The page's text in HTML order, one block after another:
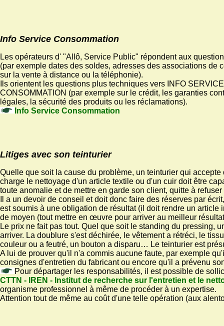
Info Service Consommation
Les opérateurs d' "Allô, Service Public" répondent aux
(par exemple dates des soldes, adresses des associations de
sur la vente à distance ou la téléphonie).
Ils orientent les questions plus techniques vers INFO SERVICE
CONSOMMATION (par exemple sur le crédit, les garanties
légales, la sécurité des produits ou les réclamations).
Info Service Consommation
Litiges avec son teinturier
Quelle que soit la cause du problème, un teinturier qui accepte
charge le nettoyage d'un article textile ou d'un cuir doit être
toute anomalie et de mettre en garde son client, quitte à refuser
Il a un devoir de conseil et doit donc faire des réserves par
est soumis à une obligation de résultat (il doit rendre un article
de moyen (tout mettre en œuvre pour arriver au meilleur
Le prix ne fait pas tout. Quel que soit le standing du pressing,
arriver. La doublure s'est déchirée, le vêtement a rétréci, le
couleur ou a feutré, un bouton a disparu… Le teinturier est
A lui de prouver qu'il n'a commis aucune faute, par exemple
consignes d'entretien du fabricant ou encore qu'il a prévenu
Pour départager les responsabilités, il est possible de
CTTN - IREN - Institut de recherche sur l'entretien et le
organisme professionnel à même de procéder à un expertise.
Attention tout de même au coût d'une telle opération (aux